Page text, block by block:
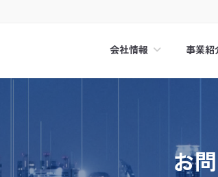
会社情報 事業紹
お